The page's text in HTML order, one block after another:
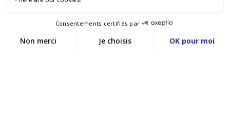
NOS AGENCES
03 88 55 17 75
entre 9h et 12h puis